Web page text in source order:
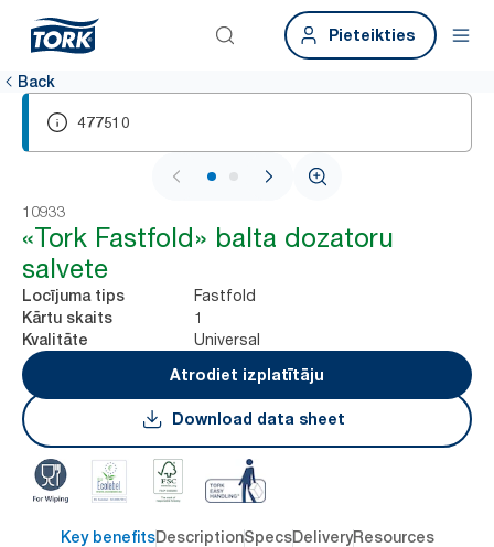
Pieteikties
Back
477510
1 / 2
10933
«Tork Fastfold» balta dozatoru
salvete
Locījuma tips Fastfold
Kārtu skaits 1
Kvalitāte
Universal
Atrodiet izplatītāju
Download data sheet
Key benefitsDescriptionSpecsDeliveryResources